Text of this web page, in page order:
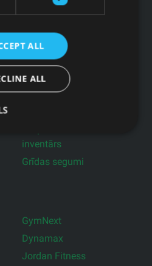
Aktīvā darba vide
Fitnesa aksesuāri
Ģērbtuvju aprīkojums
inventārs
Grīdas segumi
GymNext
Dynamax
Jordan Fitness
ALL
ALL